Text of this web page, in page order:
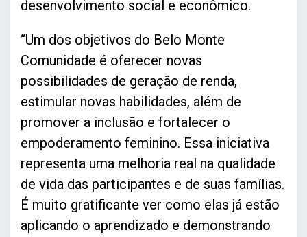
desenvolvimento social e econômico.
“Um dos objetivos do Belo Monte
Comunidade é oferecer novas
possibilidades de geração de renda,
estimular novas habilidades, além de
promover a inclusão e fortalecer o
empoderamento feminino. Essa iniciativa
representa uma melhoria real na qualidade
de vida das participantes e de suas famílias.
É muito gratificante ver como elas já estão
aplicando o aprendizado e demonstrando